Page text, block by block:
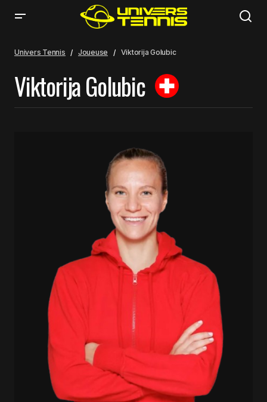
Univers Tennis Joueuse Viktorija Golubic
Viktorija Golubic